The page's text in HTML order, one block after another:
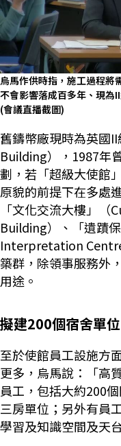
烏馬作供時指，施工過程將
不會影響落成百多年、現為
(會議直播截圖)
舊鑄幣廠現時為英國
Building），1987年
劃，若「超級大使館
原貌的前提下在多處
「文化交流大樓」
Building）、「遺蹟
Interpretation
築群，除領事服務外
用途。
擬建200個宿舍單
至於使館員工設施方
更多，烏馬說：「高
員工，包括大約200
三房單位；另外有員
學習及知識空間及天